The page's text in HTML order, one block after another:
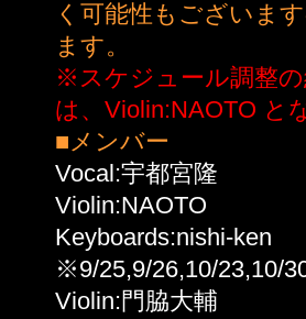
く可能性もございま
ます。
※スケジュール調整の
は、Violin:NAOTO と
■メンバー
Vocal:宇都宮隆
Violin:NAOTO
Keyboards:nishi-ken
※9/25,9/26,10/23,10/
Violin:門脇大輔